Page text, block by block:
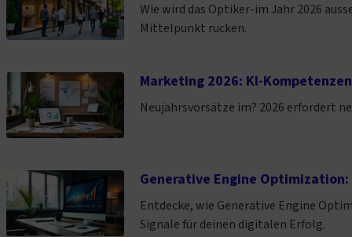
Wie wird das Optiker-im Jahr 2026
Mittelpunkt rücken.
Marketing 2026: KI-
Neujahrsvorsätze im? 2026 erfordert
Generative Engine
Entdecke, wie Generative Engine
Signale für deinen digitalen Erfolg.